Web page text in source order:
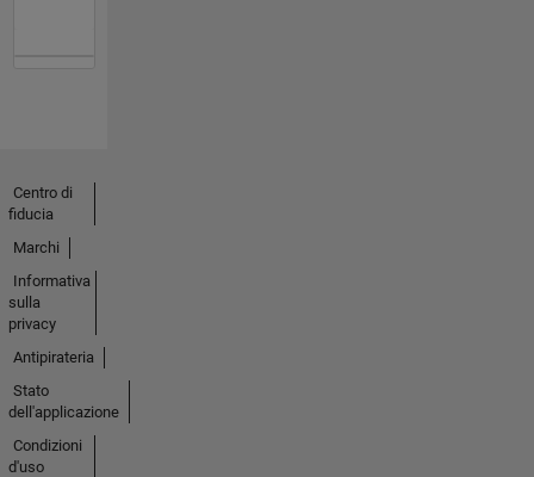
Centro di
fiducia
Marchi
Informativa
sulla
privacy
Antipirateria
Stato
dell'applicazione
Condizioni
d'uso